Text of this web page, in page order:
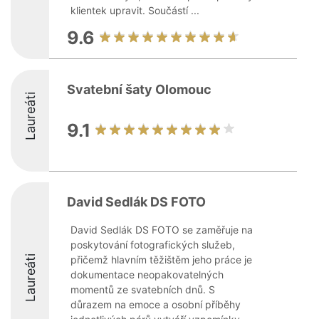
klientek upravit. Součástí ...
9.6
Laureáti
Svatební šaty Olomouc
9.1
Laureáti
David Sedlák DS FOTO
David Sedlák DS FOTO se zaměřuje na
poskytování fotografických služeb,
přičemž hlavním těžištěm jeho práce je
dokumentace neopakovatelných
momentů ze svatebních dnů. S
důrazem na emoce a osobní příběhy